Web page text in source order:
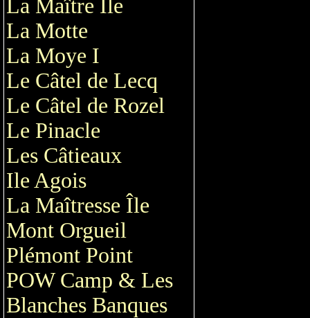
La Maître Île
La Motte
La Moye I
Le Câtel de Lecq
Le Câtel de Rozel
Le Pinacle
Les Câtieaux
Ile Agois
La Maîtresse Île
Mont Orgueil
Plémont Point
POW Camp & Les
Blanches Banques